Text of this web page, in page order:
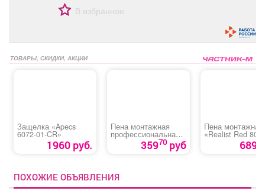
В избранное
ТОВАРЫ, СКИДКИ, АКЦИИ
Защелка «Apecs
6072-01-CR»
1960 руб.
Пена монтажная
профессиональная
«ENKE 65»35970руб
Пена монтажная
«Realist Red 80
689
ПОХОЖИЕ ОБЪЯВЛЕНИЯ